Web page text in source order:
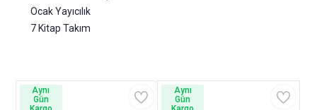
Ocak Yayıcılık
7 Kitap Takım
Aynı
Gün
Aynı
Gün